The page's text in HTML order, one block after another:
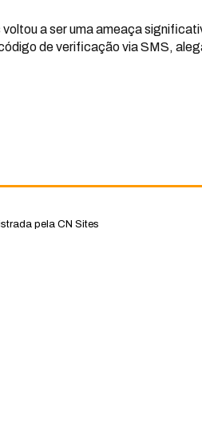
a ser uma ameaça
de verificação via SMS,
pela CN Sites